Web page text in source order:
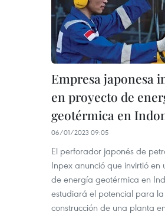
Empresa japonesa
en proyecto de
geotérmica en
06/01/2023 09:05
El perforador japonés de
Inpex anunció que invirtió en
de energía geotérmica en
estudiará el potencial para la
construcción de una planta